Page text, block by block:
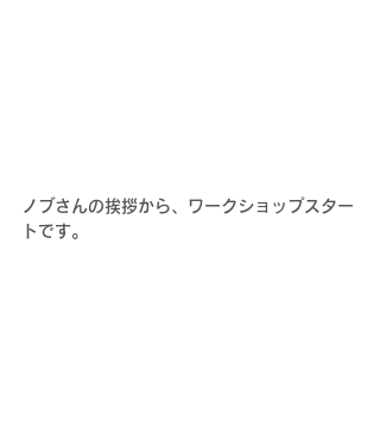
ノブさんの挨拶から、ワークショップスター
トです。